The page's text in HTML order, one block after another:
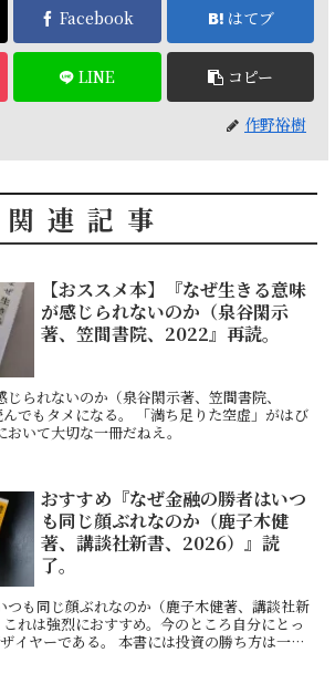
Facebook はてブ
LINE コピー
作野裕樹
関連記事
【おススメ本】『なぜ生きる意味
が感じられないのか（泉谷閑示
著、笠間書院、2022』再読。
じられないのか（泉谷閑示著、笠間書院、
でもタメになる。 「満ち足りた空虚」がはび
いて大切な一冊だねえ。
おすすめ『なぜ金融の勝者はいつ
も同じ顔ぶれなのか（鹿子木健
著、講談社新書、2026）』読
了。
つも同じ顔ぶれなのか（鹿子木健著、講談社新
れは強烈におすすめ。今のところ自分にとっ
イヤーである。 本書には投資の勝ち方は一切